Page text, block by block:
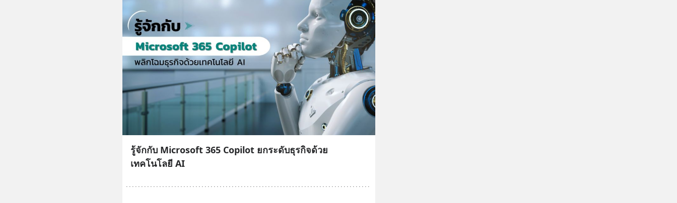
รู้จักกับ Microsoft 365 Copilot ยกระดับธุรกิจด้วย
เทคโนโลยี AI